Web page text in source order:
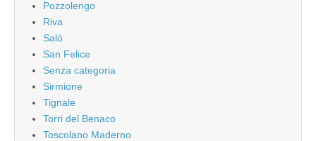
Pozzolengo
Riva
Salò
San Felice
Senza categoria
Sirmione
Tignale
Torri del Benaco
Toscolano Maderno